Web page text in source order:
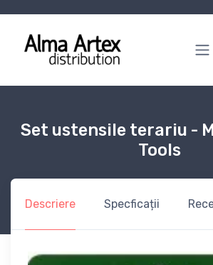
Set ustensile terariu -
Tools
Descriere Specficații